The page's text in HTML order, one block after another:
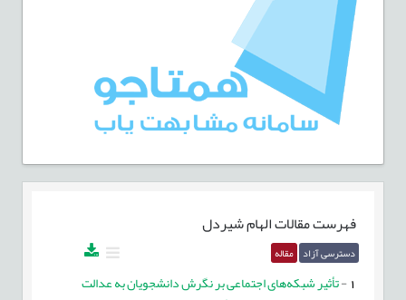
فهرست مقالاتالهام شیردل
دسترسی آزاد مقاله
-تأثیر شبکه‌های اجتماعی بر نگرش دانشجویان به عدالت